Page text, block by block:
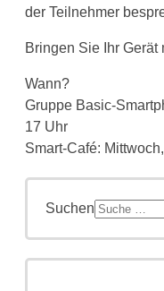
der Teilnehmer
Bringen Sie Ihr Gerät
Wann?
Gruppe Basic-
17 Uhr
Smart-Café:
Suchen